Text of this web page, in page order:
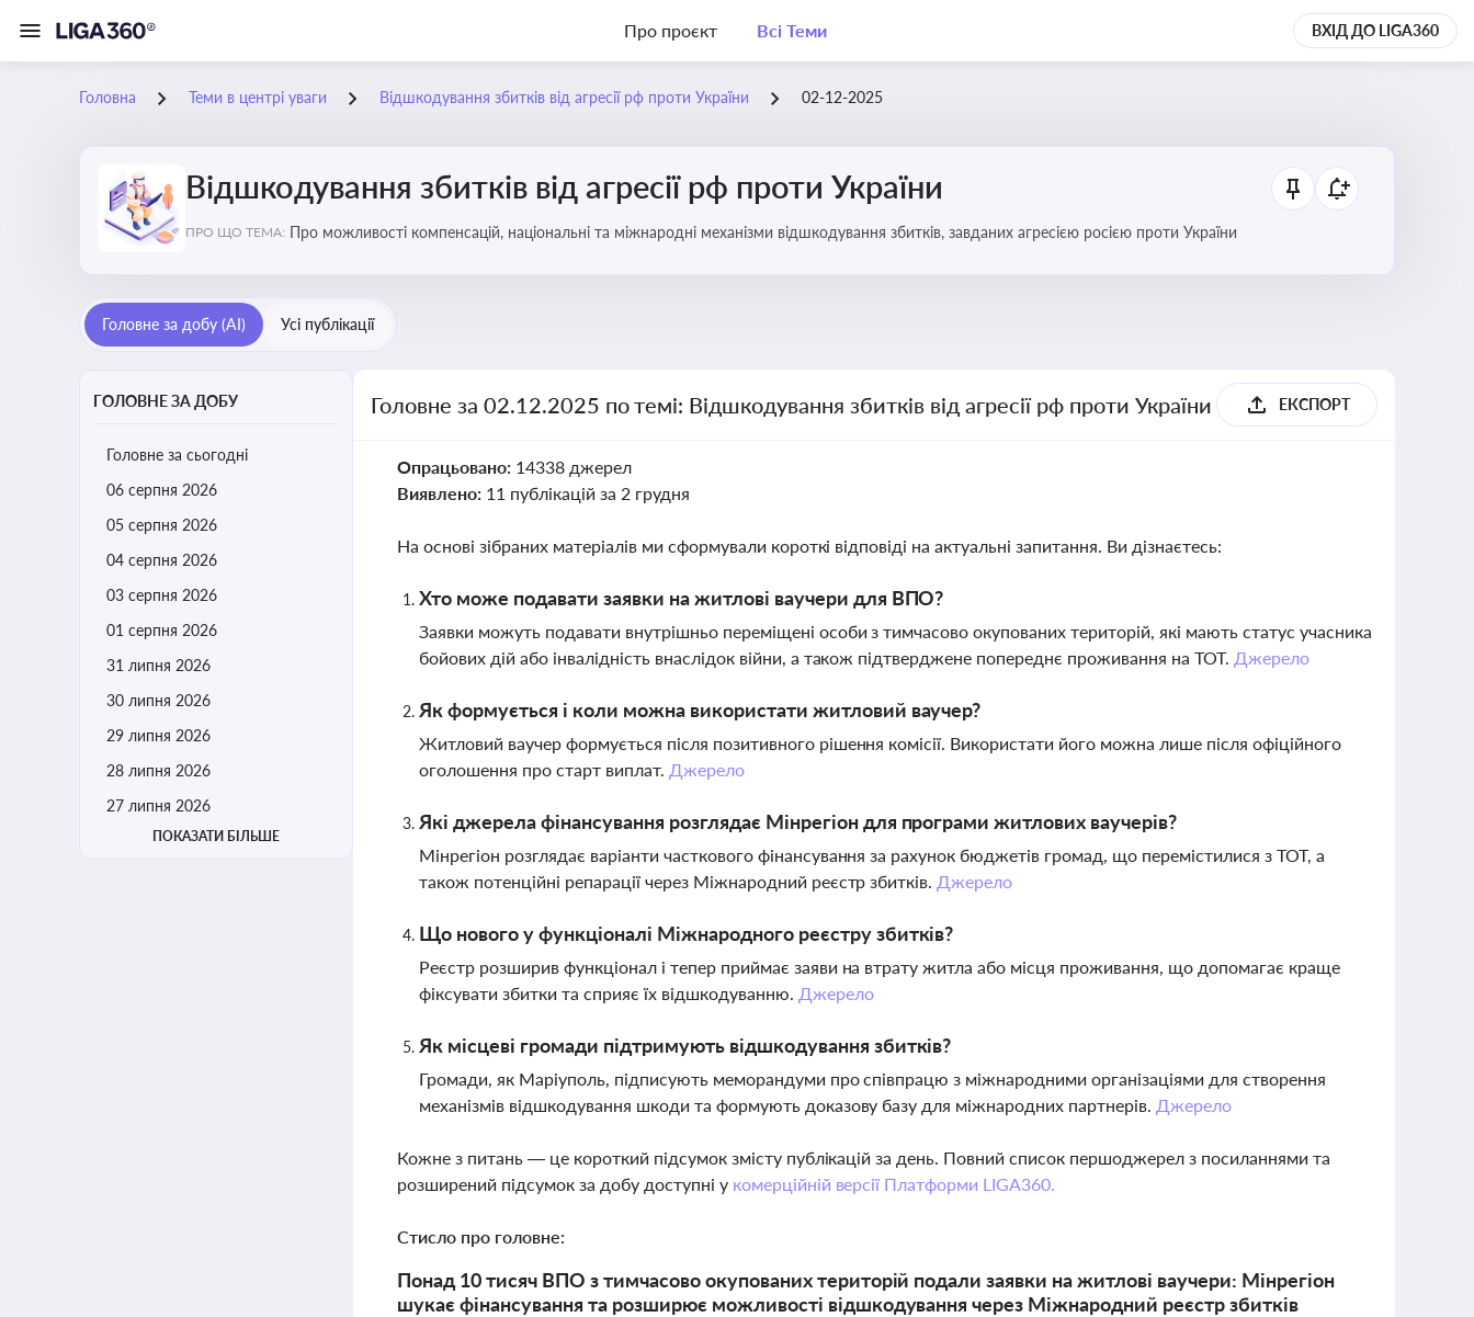
Про проєкт Всі Теми ВХІД ДО LIGA360
Головна Теми в центрі уваги Відшкодування збитків від агресії рф проти України 02-12-2025
Відшкодування збитків від агресії рф проти України
ПРО ЩО ТЕМА: Про можливості компенсацій, національні та міжнародні механізми відшкодування збитків, завданих агресією росією проти України
Головне за добу (AI) Усі публікації
ГОЛОВНЕ ЗА ДОБУ
Головне за сьогодні
06 серпня 2026
05 серпня 2026
04 серпня 2026
03 серпня 2026
01 серпня 2026
31 липня 2026
30 липня 2026
29 липня 2026
28 липня 2026
27 липня 2026
ПОКАЗАТИ БІЛЬШЕ
Головне за 02.12.2025 по темі: Відшкодування збитків від агресії рф проти України ЕКСПОРТ
Опрацьовано: 14338 джерел
Виявлено: 11 публікацій за 2 грудня
На основі зібраних матеріалів ми сформували короткі відповіді на актуальні запитання. Ви дізнаєтесь:
Хто може подавати заявки на житлові ваучери для ВПО?
Заявки можуть подавати внутрішньо переміщені особи з тимчасово окупованих територій, які мають статус учасника
бойових дій або інвалідність внаслідок війни, а також підтверджене попереднє проживання на ТОТ. Джерело
Як формується і коли можна використати житловий ваучер?
Житловий ваучер формується після позитивного рішення комісії. Використати його можна лише після офіційного
оголошення про старт виплат. Джерело
Які джерела фінансування розглядає Мінрегіон для програми житлових ваучерів?
Мінрегіон розглядає варіанти часткового фінансування за рахунок бюджетів громад, що перемістилися з ТОТ, а
також потенційні репарації через Міжнародний реєстр збитків. Джерело
Що нового у функціоналі Міжнародного реєстру збитків?
Реєстр розширив функціонал і тепер приймає заяви на втрату житла або місця проживання, що допомагає краще
фіксувати збитки та сприяє їх відшкодуванню. Джерело
Як місцеві громади підтримують відшкодування збитків?
Громади, як Маріуполь, підписують меморандуми про співпрацю з міжнародними організаціями для створення
механізмів відшкодування шкоди та формують доказову базу для міжнародних партнерів. Джерело
Кожне з питань — це короткий підсумок змісту публікацій за день. Повний список першоджерел з посиланнями та
розширений підсумок за добу доступні у комерційній версії Платформи LIGA360.
Стисло про головне:
Понад 10 тисяч ВПО з тимчасово окупованих територій подали заявки на житлові ваучери: Мінрегіон
шукає фінансування та розширює можливості відшкодування через Міжнародний реєстр збитків